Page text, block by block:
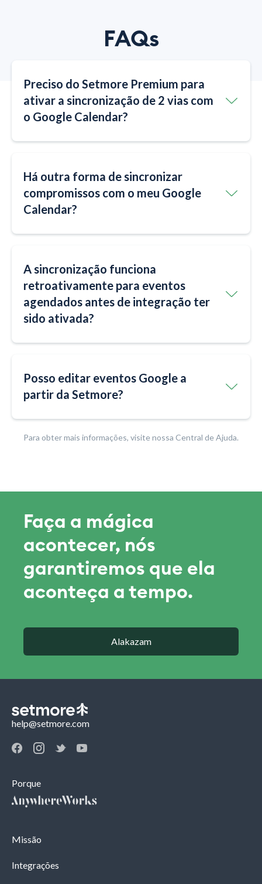
FAQs
Preciso do Setmore Premium para
ativar a sincronização de 2 vias com
o Google Calendar?
Há outra forma de sincronizar
compromissos com o meu Google
Calendar?
A sincronização funciona
retroativamente para eventos
agendados antes de integração ter
sido ativada?
Posso editar eventos Google a
partir da Setmore?
Para obter mais informações, visite nossa Central de Ajuda.
Faça a mágica
acontecer, nós
garantiremos que ela
aconteça a tempo.
Alakazam
help@setmore.com
Porque
Missão
Integrações